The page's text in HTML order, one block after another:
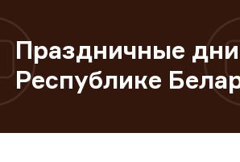
Праздничные
Республике